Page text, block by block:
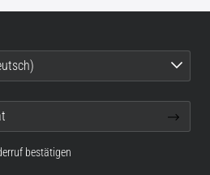
bestätigen